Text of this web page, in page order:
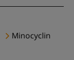
Minocyclin